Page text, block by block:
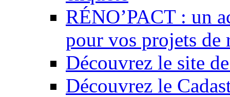
RÉNO’PACT : un
pour vos projets de
Découvrez le site
Découvrez le